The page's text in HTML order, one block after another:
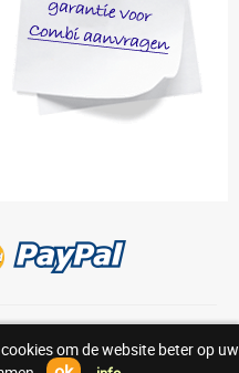
om de website beter op uw
|0318-830938
Above